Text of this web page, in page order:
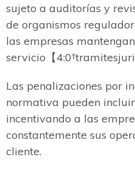
sujeto a auditorías y
de organismos
las empresas
servicio【
Las penalizaciones por
normativa pueden
incentivando a las
constantemente sus
cliente.